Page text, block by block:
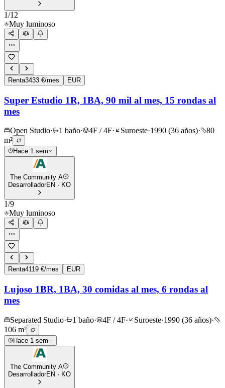
1/12
Muy luminoso
Renta3433 €/mes EUR
Super Estudio 1R, 1BA, 90 mil al mes, 15 rondas al
mes
Open Studio· 1 baño· 4F / 4F· Suroeste·1990 (36 años)·
80
m²
Hace 1 sem
The Community A
DesarrolladorEN · KO
1/9
Muy luminoso
Renta4119 €/mes EUR
Lujoso 1BR, 1BA, 30 comidas al mes, 6 rondas al
mes
Separated Studio· 1 baño· 4F / 4F· Suroeste·1990 (36 años)·
106 m²
Hace 1 sem
The Community A
DesarrolladorEN · KO